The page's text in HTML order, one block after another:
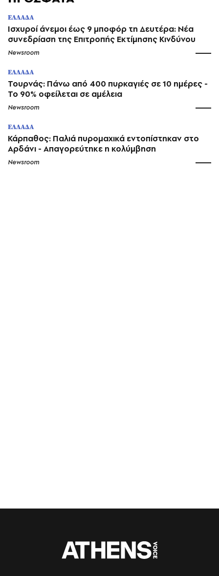
ΕΛΛΑΔΑ
Ισχυροί άνεμοι έως 9 μποφόρ τη Δευτέρα: Νέα
συνεδρίαση της Επιτροπής Εκτίμησης Κινδύνου
Newsroom
ΕΛΛΑΔΑ
Τουρνάς: Πάνω από 400 πυρκαγιές σε 10 ημέρες -
Το 90% οφείλεται σε αμέλεια
Newsroom
ΕΛΛΑΔΑ
Κάρπαθος: Παλιά πυρομαχικά εντοπίστηκαν στο
Αρδάνι - Απαγορεύτηκε η κολύμβηση
Newsroom